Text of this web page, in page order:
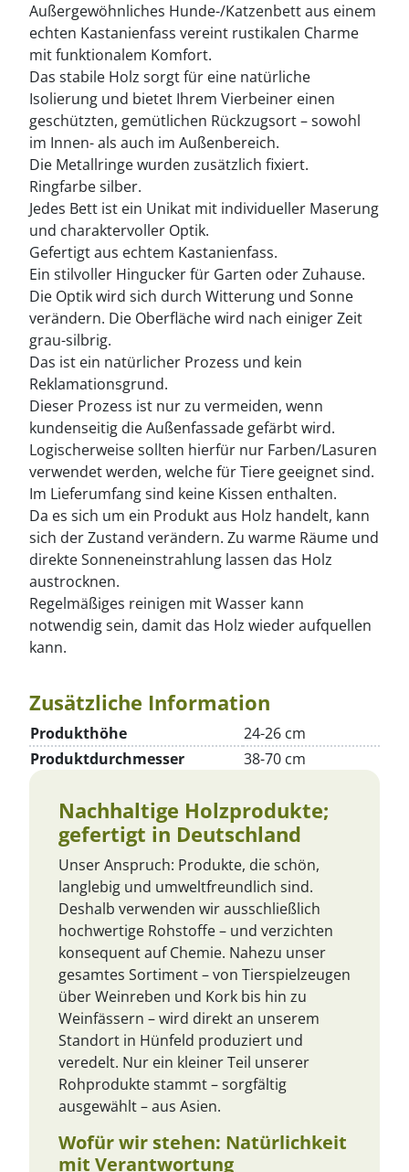
Außergewöhnliches Hunde-/Katzenbett aus einem
echten Kastanienfass vereint rustikalen Charme
mit funktionalem Komfort.
Das stabile Holz sorgt für eine natürliche
Isolierung und bietet Ihrem Vierbeiner einen
geschützten, gemütlichen Rückzugsort – sowohl
im Innen- als auch im Außenbereich.
Die Metallringe wurden zusätzlich fixiert.
Ringfarbe silber.
Jedes Bett ist ein Unikat mit individueller Maserung
und charaktervoller Optik.
Gefertigt aus echtem Kastanienfass.
Ein stilvoller Hingucker für Garten oder Zuhause.
Die Optik wird sich durch Witterung und Sonne
verändern. Die Oberfläche wird nach einiger Zeit
grau-silbrig.
Das ist ein natürlicher Prozess und kein
Reklamationsgrund.
Dieser Prozess ist nur zu vermeiden, wenn
kundenseitig die Außenfassade gefärbt wird.
Logischerweise sollten hierfür nur Farben/Lasuren
verwendet werden, welche für Tiere geeignet sind.
Im Lieferumfang sind keine Kissen enthalten.
Da es sich um ein Produkt aus Holz handelt, kann
sich der Zustand verändern. Zu warme Räume und
direkte Sonneneinstrahlung lassen das Holz
austrocknen.
Regelmäßiges reinigen mit Wasser kann
notwendig sein, damit das Holz wieder aufquellen
kann.
Zusätzliche Information
Produkthöhe
24-26 cm
Produktdurchmesser
38-70 cm
Nachhaltige Holzprodukte;
gefertigt in Deutschland
Unser Anspruch: Produkte, die schön,
langlebig und umweltfreundlich sind.
Deshalb verwenden wir ausschließlich
hochwertige Rohstoffe – und verzichten
konsequent auf Chemie. Nahezu unser
gesamtes Sortiment – von Tierspielzeugen
über Weinreben und Kork bis hin zu
Weinfässern – wird direkt an unserem
Standort in Hünfeld produziert und
veredelt. Nur ein kleiner Teil unserer
Rohprodukte stammt – sorgfältig
ausgewählt – aus Asien.
Wofür wir stehen: Natürlichkeit
mit Verantwortung